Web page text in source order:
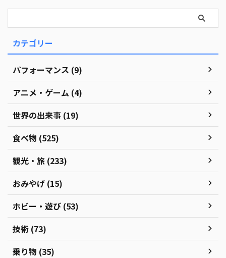
カテゴリー
パフォーマンス (9)
アニメ・ゲーム (4)
世界の出来事 (19)
食べ物 (525)
観光・旅 (233)
おみやげ (15)
ホビー・遊び (53)
技術 (73)
乗り物 (35)